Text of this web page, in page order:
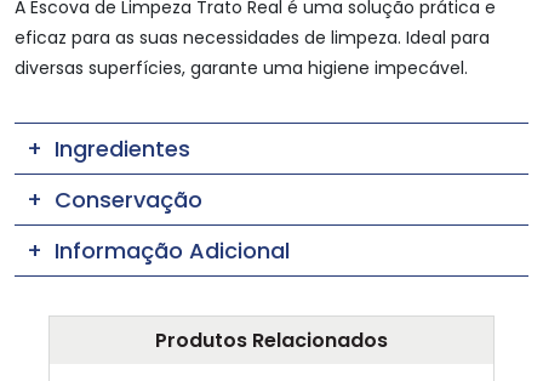
A Escova de Limpeza Trato Real é uma solução prática e
eficaz para as suas necessidades de limpeza. Ideal para
diversas superfícies, garante uma higiene impecável.
Ingredientes
Conservação
Informação Adicional
Produtos Relacionados